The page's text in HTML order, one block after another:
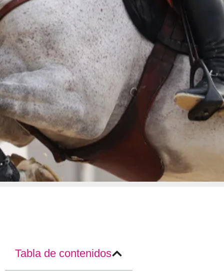
Tabla de contenidos